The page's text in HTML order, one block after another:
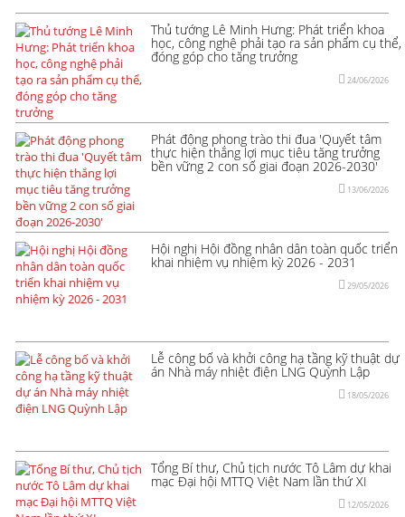
Thủ tướng Lê Minh Hưng: Phát triển khoa
học, công nghệ phải tạo ra sản phẩm cụ thể,
đóng góp cho tăng trưởng
24/06/2026
Phát động phong trào thi đua 'Quyết tâm
thực hiện thắng lợi mục tiêu tăng trưởng
bền vững 2 con số giai đoạn 2026-2030'
13/06/2026
Hội nghị Hội đồng nhân dân toàn quốc triển
khai nhiệm vụ nhiệm kỳ 2026 - 2031
29/05/2026
Lễ công bố và khởi công hạ tầng kỹ thuật dự
án Nhà máy nhiệt điện LNG Quỳnh Lập
18/05/2026
Tổng Bí thư, Chủ tịch nước Tô Lâm dự khai
mạc Đại hội MTTQ Việt Nam lần thứ XI
12/05/2026